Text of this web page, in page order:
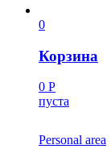
0
Корзина
0 Р
пуста
Personal area